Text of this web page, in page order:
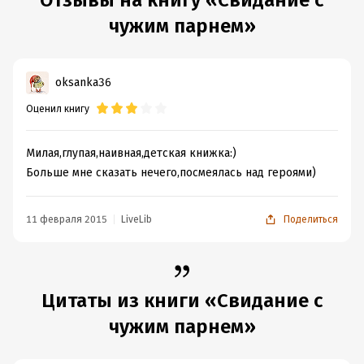
чужим парнем»
oksanka36
Оценил книгу
Милая,глупая,наивная,детская книжка:)
Больше мне сказать нечего,посмеялась над героями)
11 февраля 2015 LiveLib Поделиться
Цитаты из книги «Свидание с
чужим парнем»